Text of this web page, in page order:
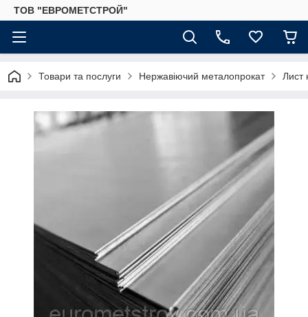
ТОВ "ЕВРОМЕТСТРОЙ"
Товари та послуги Нержавіючий металопрокат Лист